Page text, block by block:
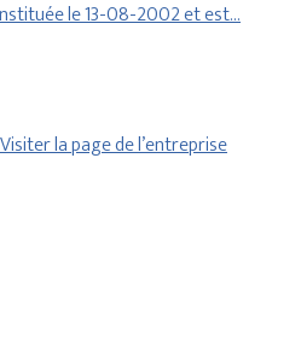
le 13-08-2002 et est…
Visiter la page de l’entreprise